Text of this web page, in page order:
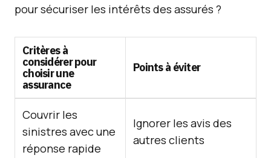
pour sécuriser les intérêts des assurés ?
Critères à
considérer pour
choisir une
assurance
Points à éviter
Couvrir les
sinistres avec une
réponse rapide
Ignorer les avis des
autres clients